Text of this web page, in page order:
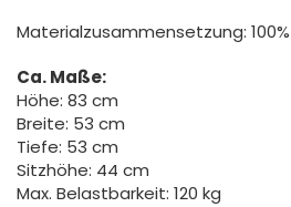
Materialzusammensetzung:
Ca. Maße:
Höhe: 83 cm
Breite: 53 cm
Tiefe: 53 cm
Sitzhöhe: 44 cm
Max. Belastbarkeit: 120 kg